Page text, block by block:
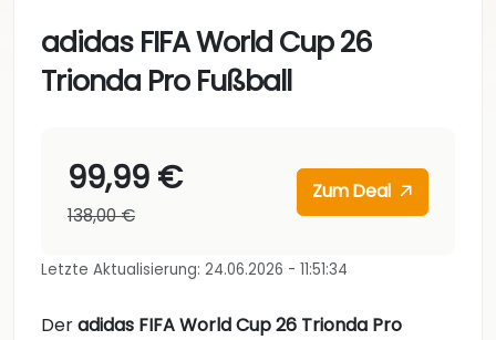
adidas FIFA World Cup 26
Trionda Pro Fußball
99,99 €
138,00 €
Zum Deal
Letzte Aktualisierung: 24.06.2026 - 11:51:34
Deradidas FIFA World Cup 26 Trionda Pro